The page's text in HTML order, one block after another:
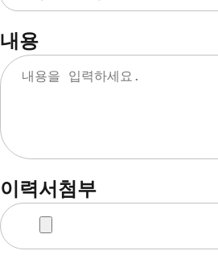
내용
이력서첨부